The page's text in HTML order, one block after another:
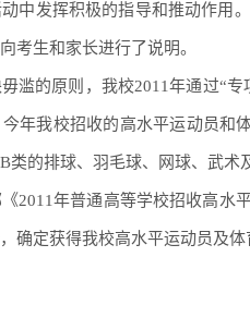
中发挥积极的指导和推动作用
考生和家长进行了说明。
滥的原则，我校2011年通过“
年我校招收的高水平运动员和
类的排球、羽毛球、网球、武
2011年普通高等学校招收高水
确定获得我校高水平运动员及